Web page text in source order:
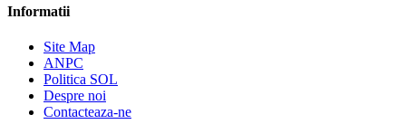
Informatii
Site Map
ANPC
Politica SOL
Despre noi
Contacteaza-ne